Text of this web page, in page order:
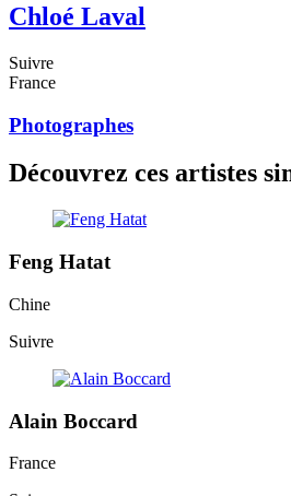
Chloé Laval
Suivre
France
Photographes
Découvrez ces artistes
Feng Hatat
Chine
Suivre
Alain Boccard
France